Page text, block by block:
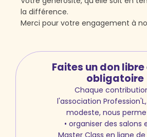
la différence.
Merci pour votre engagement à
Faites un don
obligatoire
Chaque
l'association
modeste, nous
• organiser des salons